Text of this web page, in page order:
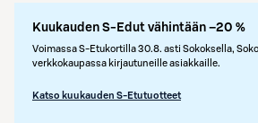
Kuukauden S-Edut vähintään –20 %
Voimassa S-Etukortilla 30.8. asti Sokoksella,
verkkokaupassa kirjautuneille asiakkaille.
Katso kuukauden S-Etutuotteet